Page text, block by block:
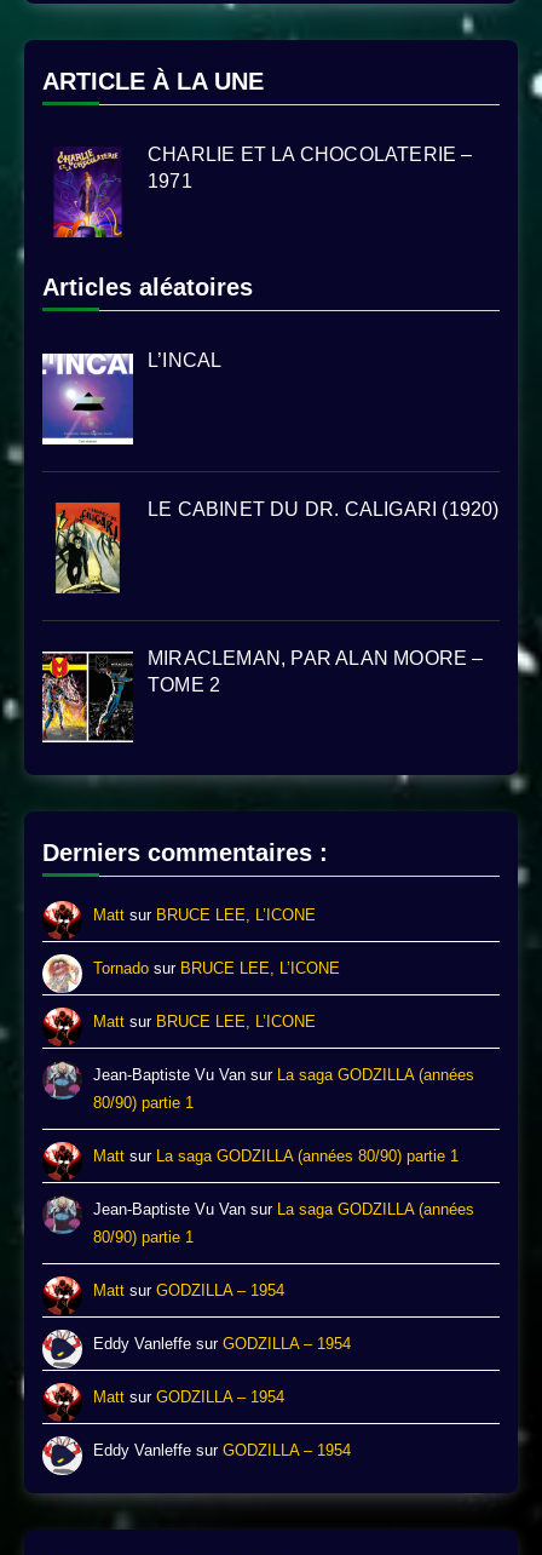
ARTICLE À LA UNE
CHARLIE ET LA CHOCOLATERIE –
1971
Articles aléatoires
L’INCAL
LE CABINET DU DR. CALIGARI (1920)
MIRACLEMAN, PAR ALAN MOORE –
TOME 2
Derniers commentaires :
Matt sur BRUCE LEE, L’ICONE
Tornado sur BRUCE LEE, L’ICONE
Matt sur BRUCE LEE, L’ICONE
Jean-Baptiste Vu Van sur
La saga GODZILLA (années
80/90) partie 1
Matt sur La saga GODZILLA (années 80/90) partie 1
Jean-Baptiste Vu Van sur
La saga GODZILLA (années
80/90) partie 1
Matt surGODZILLA – 1954
Eddy Vanleffe surGODZILLA – 1954
Matt surGODZILLA – 1954
Eddy Vanleffe surGODZILLA – 1954